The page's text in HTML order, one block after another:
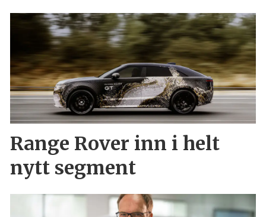
Range Rover inn i helt
nytt segment